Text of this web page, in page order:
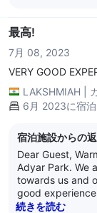
you. We eagerly
Manager
最高!
7月 08, 2023
VERY GOOD
LAKSHMIAH
6月 2023に宿
宿泊施設からの
Dear Guest,
Adyar Park. We
towards us and
good
time out to
続きを読む